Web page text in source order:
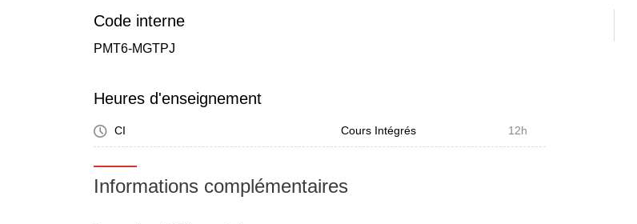
Code interne
PMT6-MGTPJ
Heures d'enseignement
CI Cours Intégrés 12h
Informations complémentaires